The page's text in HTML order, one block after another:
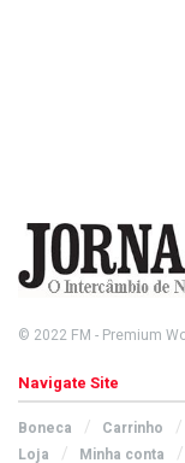
© 2022 FM - Premium
Navigate Site
Boneca Carrinho
Loja
Minha conta